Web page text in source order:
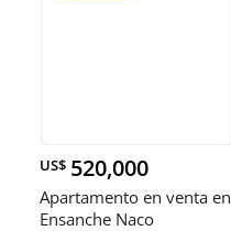
US$ 520,000
Apartamento en venta en
Ensanche Naco